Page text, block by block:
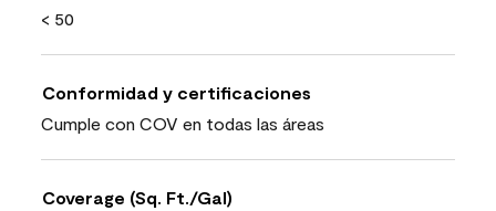
< 50
Conformidad y certificaciones
Cumple con COV en todas las áreas
Coverage (Sq. Ft./Gal)